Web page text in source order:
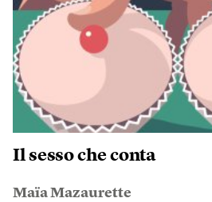
Il sesso che conta
Maïa Mazaurette